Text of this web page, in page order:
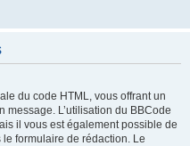
du code HTML, vous offrant un
message. L’utilisation du BBCode
il vous est également possible de
formulaire de rédaction. Le